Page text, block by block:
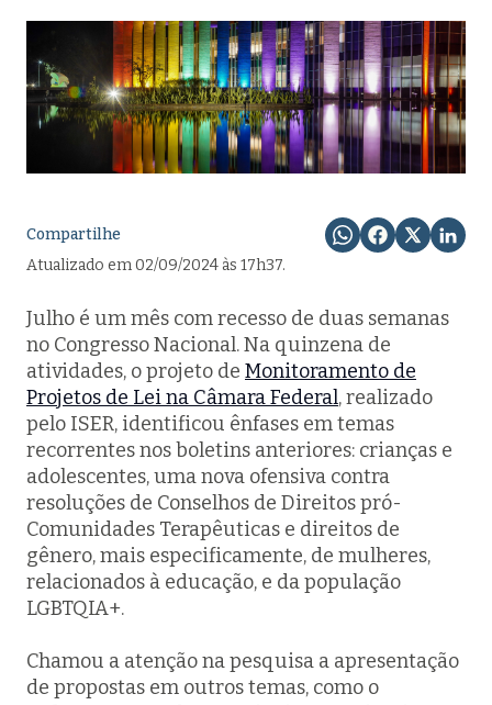
Compartilhe
Atualizado em 02/09/2024 às 17h37.
Julho é um mês com recesso de duas semanas
no Congresso Nacional. Na quinzena de
atividades, o projeto de Monitoramento de
Projetos de Lei na Câmara Federal, realizado
pelo ISER, identificou ênfases em temas
recorrentes nos boletins anteriores: crianças e
adolescentes, uma nova ofensiva contra
resoluções de Conselhos de Direitos pró-
Comunidades Terapêuticas e direitos de
gênero, mais especificamente, de mulheres,
relacionados à educação, e da população
LGBTQIA+.
Chamou a atenção na pesquisa a apresentação
de propostas em outros temas, como o